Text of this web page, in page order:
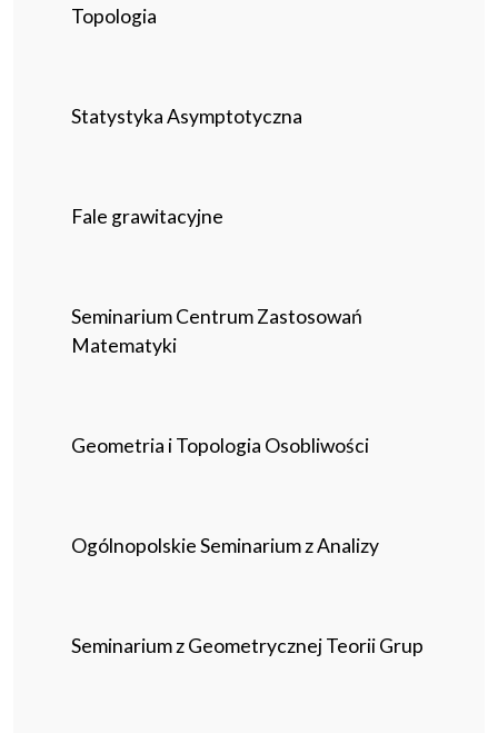
Topologia
Statystyka Asymptotyczna
Fale grawitacyjne
Seminarium Centrum Zastosowań
Matematyki
Geometria i Topologia Osobliwości
Ogólnopolskie Seminarium z Analizy
Seminarium z Geometrycznej Teorii Grup